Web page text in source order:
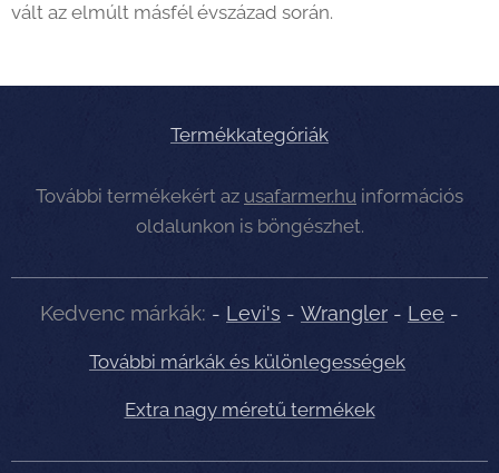
vált az elmúlt másfél évszázad során.
Termékkategóriák
További termékekért az usafarmer.hu információs
oldalunkon is böngészhet.
Kedvenc márkák: - Levi's - Wrangler - Lee -
További márkák és különlegességek
Extra nagy méretű termékek